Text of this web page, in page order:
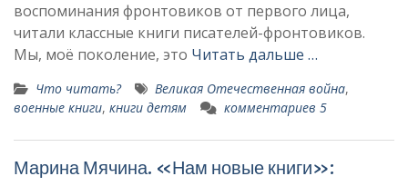
воспоминания фронтовиков от первого лица,
читали классные книги писателей-фронтовиков.
Мы, моё поколение, это Читать дальше …
Что читать? Великая Отечественная война,
военные книги, книги детям комментариев 5
Марина Мячина. «Нам новые книги»: